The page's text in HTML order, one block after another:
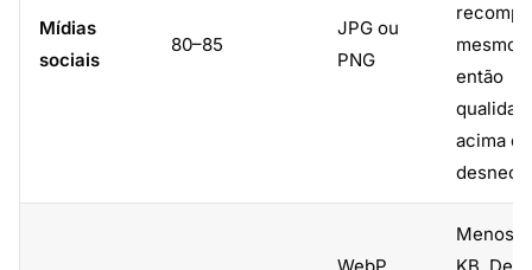
Mídias
sociais
80–85
JPG ou
PNG
mesmo
então
acima
Menos